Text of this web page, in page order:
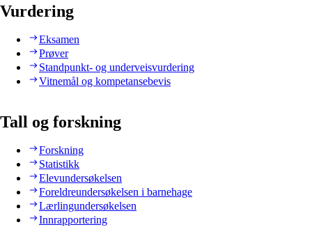
Vurdering
Eksamen
Prøver
Standpunkt- og underveisvurdering
Vitnemål og kompetansebevis
Tall og forskning
Forskning
Statistikk
Elevundersøkelsen
Foreldreundersøkelsen i barnehage
Lærlingundersøkelsen
Innrapportering